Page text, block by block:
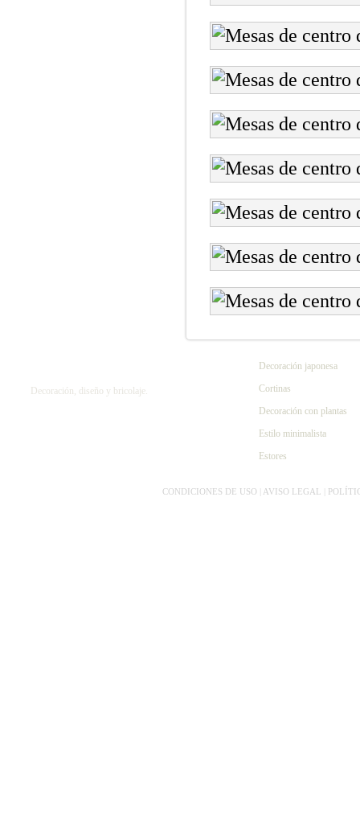
Decoración, diseño y bricolaje.
Decoración japonesa
Cortinas
Decoración con plantas
Estilo minimalista
Estores
CONDICIONES DE USO | AVISO LEGAL |